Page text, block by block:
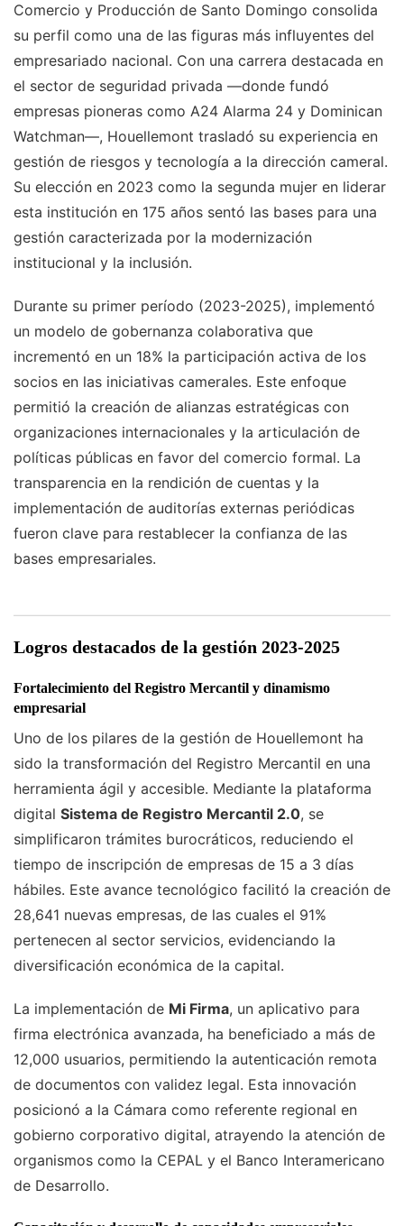
Comercio y Producción de Santo Domingo consolida
su perfil como una de las figuras más influyentes del
empresariado nacional. Con una carrera destacada en
el sector de seguridad privada —donde fundó
empresas pioneras como A24 Alarma 24 y Dominican
Watchman—, Houellemont trasladó su experiencia en
gestión de riesgos y tecnología a la dirección cameral.
Su elección en 2023 como la segunda mujer en liderar
esta institución en 175 años sentó las bases para una
gestión caracterizada por la modernización
institucional y la inclusión.
Durante su primer período (2023-2025), implementó
un modelo de gobernanza colaborativa que
incrementó en un 18% la participación activa de los
socios en las iniciativas camerales. Este enfoque
permitió la creación de alianzas estratégicas con
organizaciones internacionales y la articulación de
políticas públicas en favor del comercio formal. La
transparencia en la rendición de cuentas y la
implementación de auditorías externas periódicas
fueron clave para restablecer la confianza de las
bases empresariales.
Logros destacados de la gestión 2023-2025
Fortalecimiento del Registro Mercantil y dinamismo
empresarial
Uno de los pilares de la gestión de Houellemont ha
sido la transformación del Registro Mercantil en una
herramienta ágil y accesible. Mediante la plataforma
digital Sistema de Registro Mercantil 2.0, se
simplificaron trámites burocráticos, reduciendo el
tiempo de inscripción de empresas de 15 a 3 días
hábiles. Este avance tecnológico facilitó la creación de
28,641 nuevas empresas, de las cuales el 91%
pertenecen al sector servicios, evidenciando la
diversificación económica de la capital.
La implementación de Mi Firma, un aplicativo para
firma electrónica avanzada, ha beneficiado a más de
12,000 usuarios, permitiendo la autenticación remota
de documentos con validez legal. Esta innovación
posicionó a la Cámara como referente regional en
gobierno corporativo digital, atrayendo la atención de
organismos como la CEPAL y el Banco Interamericano
de Desarrollo.